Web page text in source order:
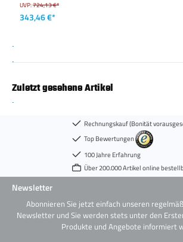
UVP:724,13 €*
343,46 €*
Zuletzt gesehene Artikel
Rechnungskauf (Bonität
Top Bewertungen
100 Jahre Erfahrung
Über 200.000 Artikel online
Newsletter
Abonnieren Sie jetzt einfach unseren
Newsletter und Sie werden stets unter den
Produkte und Angebote informiert